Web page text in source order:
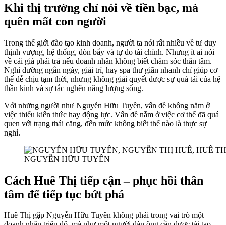
Khi thị trường chỉ nói về tiền bạc, mà
quên mất con người
Trong thế giới đào tạo kinh doanh, người ta nói rất nhiều về tư duy
thịnh vượng, hệ thống, đòn bẩy và tự do tài chính. Nhưng ít ai nói
về cái giá phải trả nếu doanh nhân không biết chăm sóc thân tâm.
Nghỉ dưỡng ngắn ngày, giải trí, hay spa thư giãn nhanh chỉ giúp cơ
thể dễ chịu tạm thời, nhưng không giải quyết được sự quá tải của hệ
thần kinh và sự tắc nghẽn năng lượng sống.
Với những người như Nguyễn Hữu Tuyên, vấn đề không nằm ở
việc thiếu kiến thức hay động lực. Vấn đề nằm ở việc cơ thể đã quá
quen với trạng thái căng, đến mức không biết thế nào là thực sự
nghỉ.
NGUYỄN HỮU TUYÊN
Cách Huê Thị tiếp cận – phục hồi thân
tâm để tiếp tục bứt phá
Huê Thị gặp Nguyễn Hữu Tuyên không phải trong vai trò một